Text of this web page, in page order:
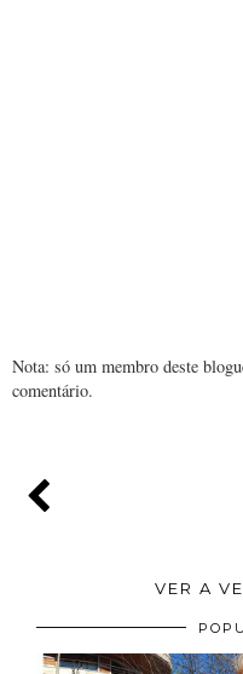
Nota: só um membro deste
comentário.
VER A